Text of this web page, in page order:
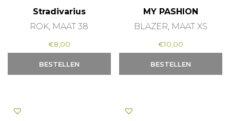
Stradivarius
ROK, MAAT 38
€8,00
BESTELLEN
MY PASHION
BLAZER, MAAT XS
€10,00
BESTELLEN